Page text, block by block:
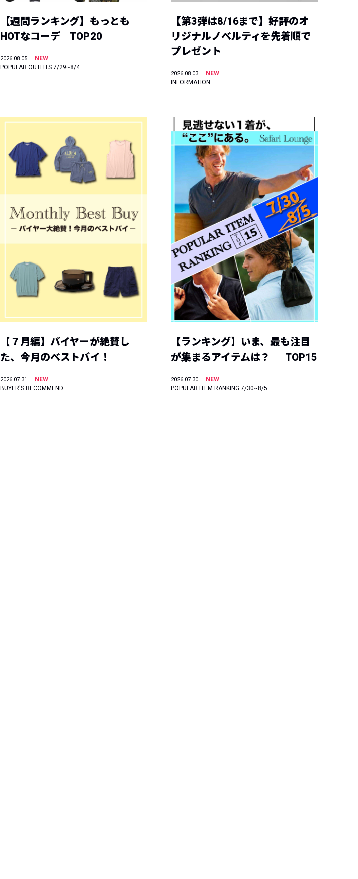
【週間ランキング】もっとも
HOTなコーデ｜TOP20
2026.08.05
NEW
POPULAR OUTFITS 7/29~8/4
【第3弾は8/16まで】好評のオ
リジナルノベルティを先着順で
プレゼント
2026.08.03
NEW
INFORMATION
【７月編】バイヤーが絶賛し
た、今月のベストバイ！
2026.07.31
NEW
BUYER'S RECOMMEND
【ランキング】いま、最も注目
が集まるアイテムは？ ｜ TOP15
2026.07.30
NEW
POPULAR ITEM RANKING 7/30~8/5